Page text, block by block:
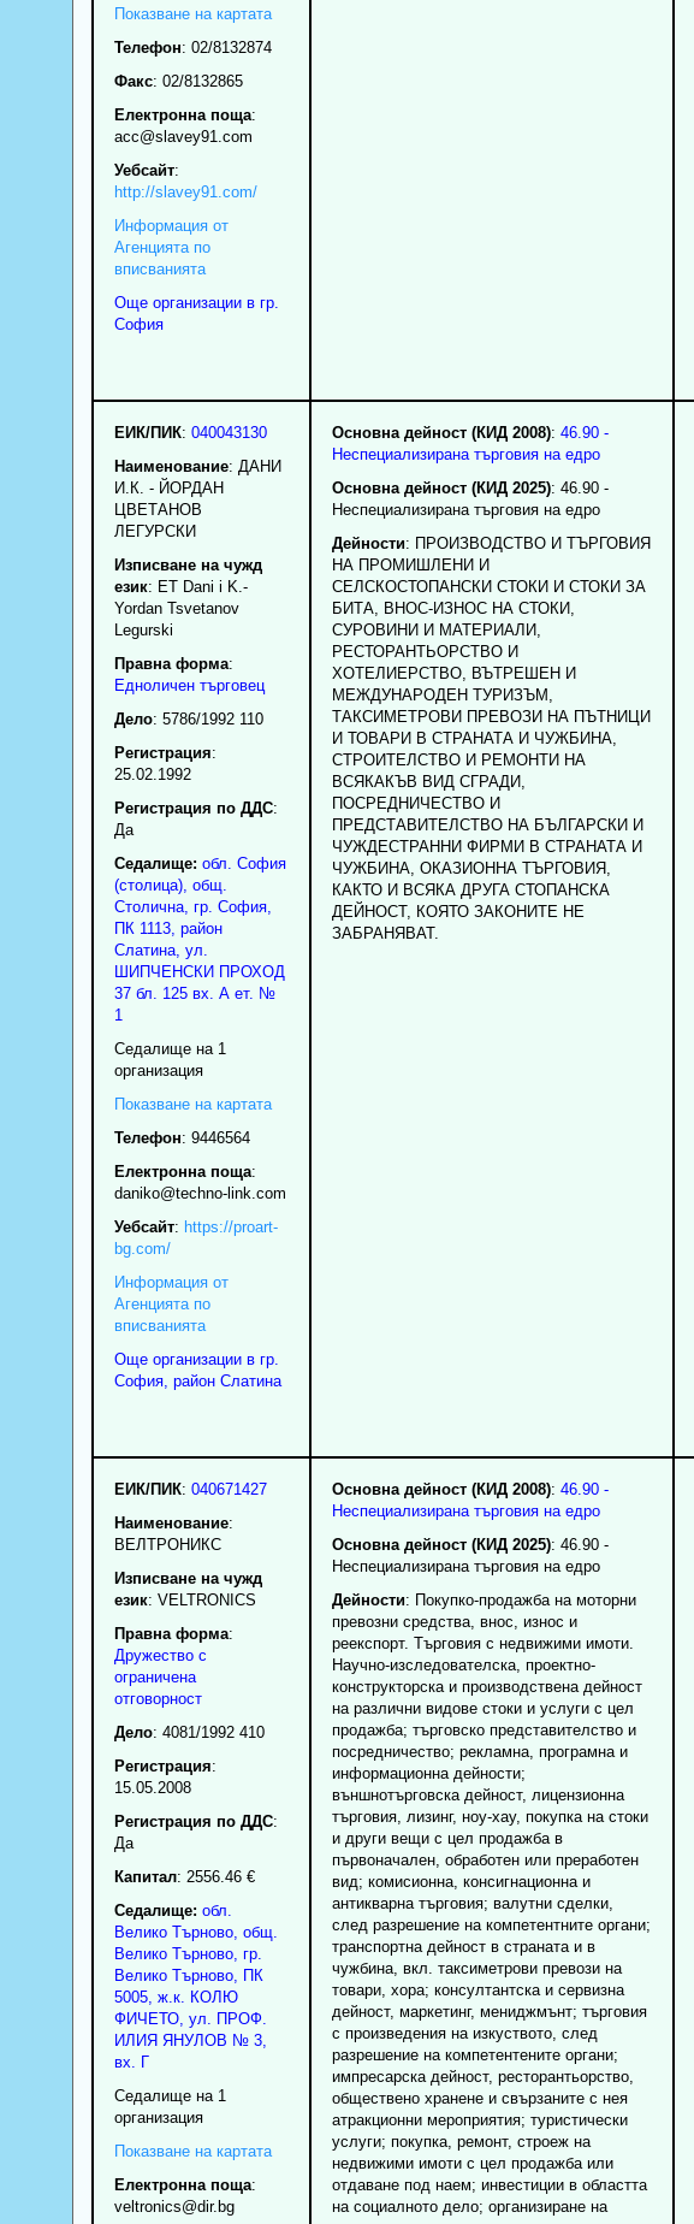
Показване на картата
Телефон: 02/8132874
Факс: 02/8132865
Електронна поща:
acc@slavey91.com
Уебсайт:
http://slavey91.com/
Информация от
Агенцията по
вписванията
Още организации в гр.
София
ЕИК/ПИК: 040043130
Наименование: ДАНИ
И.К. - ЙОРДАН
ЦВЕТАНОВ
ЛЕГУРСКИ
Изписване на чужд
език: ET Dani i K.-
Yordan Tsvetanov
Legurski
Правна форма:
Едноличен търговец
Дело: 5786/1992 110
Регистрация:
25.02.1992
Регистрация по ДДС:
Да
Седалище: обл. София
(столица), общ.
Столична, гр. София,
ПК 1113, район
Слатина, ул.
ШИПЧЕНСКИ ПРОХОД
37 бл. 125 вх. А ет. №
1
Седалище на 1
организация
Показване на картата
Телефон: 9446564
Електронна поща:
daniko@techno-link.com
Уебсайт: https://proart-
bg.com/
Информация от
Агенцията по
вписванията
Още организации в гр.
София, район Слатина
Основна дейност (КИД 2008): 46.90 -
Неспециализирана търговия на едро
Основна дейност (КИД 2025): 46.90 -
Неспециализирана търговия на едро
Дейности: ПРОИЗВОДСТВО И ТЪРГОВИЯ
НА ПРОМИШЛЕНИ И
СЕЛСКОСТОПАНСКИ СТОКИ И СТОКИ ЗА
БИТА, ВНОС-ИЗНОС НА СТОКИ,
СУРОВИНИ И МАТЕРИАЛИ,
РЕСТОРАНТЬОРСТВО И
ХОТЕЛИЕРСТВО, ВЪТРЕШЕН И
МЕЖДУНАРОДЕН ТУРИЗЪМ,
ТАКСИМЕТРОВИ ПРЕВОЗИ НА ПЪТНИЦИ
И ТОВАРИ В СТРАНАТА И ЧУЖБИНА,
СТРОИТЕЛСТВО И РЕМОНТИ НА
ВСЯКАКЪВ ВИД СГРАДИ,
ПОСРЕДНИЧЕСТВО И
ПРЕДСТАВИТЕЛСТВО НА БЪЛГАРСКИ И
ЧУЖДЕСТРАННИ ФИРМИ В СТРАНАТА И
ЧУЖБИНА, ОКАЗИОННА ТЪРГОВИЯ,
КАКТО И ВСЯКА ДРУГА СТОПАНСКА
ДЕЙНОСТ, КОЯТО ЗАКОНИТЕ НЕ
ЗАБРАНЯВАТ.
ЕИК/ПИК: 040671427
Наименование:
ВЕЛТРОНИКС
Изписване на чужд
език: VELTRONICS
Правна форма:
Дружество с
ограничена
отговорност
Дело: 4081/1992 410
Регистрация:
15.05.2008
Регистрация по ДДС:
Да
Капитал: 2556.46 €
Седалище: обл.
Велико Търново, общ.
Велико Търново, гр.
Велико Търново, ПК
5005, ж.к. КОЛЮ
ФИЧЕТО, ул. ПРОФ.
ИЛИЯ ЯНУЛОВ № 3,
вх. Г
Седалище на 1
организация
Показване на картата
Електронна поща:
veltronics@dir.bg
Основна дейност (КИД 2008): 46.90 -
Неспециализирана търговия на едро
Основна дейност (КИД 2025): 46.90 -
Неспециализирана търговия на едро
Дейности: Покупко-продажба на моторни
превозни средства, внос, износ и
реекспорт. Търговия с недвижими имоти.
Научно-изследователска, проектно-
конструкторска и производствена дейност
на различни видове стоки и услуги с цел
продажба; търговско представителство и
посредничество; рекламна, програмна и
информационна дейности;
външнотърговска дейност, лицензионна
търговия, лизинг, ноу-хау, покупка на стоки
и други вещи с цел продажба в
първоначален, обработен или преработен
вид; комисионна, консигнационна и
антикварна търговия; валутни сделки,
след разрешение на компетентните органи;
транспортна дейност в страната и в
чужбина, вкл. таксиметрови превози на
товари, хора; консултантска и сервизна
дейност, маркетинг, мениджмънт; търговия
с произведения на изкуството, след
разрешение на компетентените органи;
импресарска дейност, ресторантьорство,
обществено хранене и свързаните с нея
атракционни мероприятия; туристически
услуги; покупка, ремонт, строеж на
недвижими имоти с цел продажба или
отдаване под наем; инвестиции в областта
на социалното дело; организиране на